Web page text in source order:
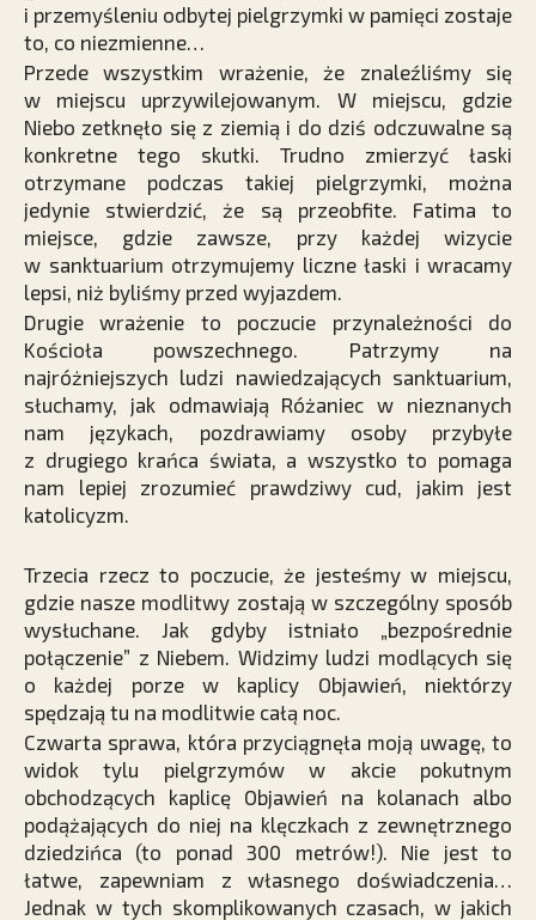
i przemyśleniu odbytej pielgrzymki w pamięci zostaje
to, co niezmienne…
Przede wszystkim wrażenie, że znaleźliśmy się
w miejscu uprzywilejowanym. W miejscu, gdzie
Niebo zetknęło się z ziemią i do dziś odczuwalne są
konkretne tego skutki. Trudno zmierzyć łaski
otrzymane podczas takiej pielgrzymki, można
jedynie stwierdzić, że są przeobfite. Fatima to
miejsce, gdzie zawsze, przy każdej wizycie
w sanktuarium otrzymujemy liczne łaski i wracamy
lepsi, niż byliśmy przed wyjazdem.
Drugie wrażenie to poczucie przynależności do
Kościoła powszechnego. Patrzymy na
najróżniejszych ludzi nawiedzających sanktuarium,
słuchamy, jak odmawiają Różaniec w nieznanych
nam językach, pozdrawiamy osoby przybyłe
z drugiego krańca świata, a wszystko to pomaga
nam lepiej zrozumieć prawdziwy cud, jakim jest
katolicyzm.
Trzecia rzecz to poczucie, że jesteśmy w miejscu,
gdzie nasze modlitwy zostają w szczególny sposób
wysłuchane. Jak gdyby istniało „bezpośrednie
połączenie” z Niebem. Widzimy ludzi modlących się
o każdej porze w kaplicy Objawień, niektórzy
spędzają tu na modlitwie całą noc.
Czwarta sprawa, która przyciągnęła moją uwagę, to
widok tylu pielgrzymów w akcie pokutnym
obchodzących kaplicę Objawień na kolanach albo
podążających do niej na klęczkach z zewnętrznego
dziedzińca (to ponad 300 metrów!). Nie jest to
łatwe, zapewniam z własnego doświadczenia…
Jednak w tych skomplikowanych czasach, w jakich